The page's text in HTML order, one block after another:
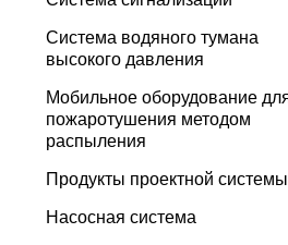
Система водяного тумана
высокого давления
Мобильное оборудование
пожаротушения методом
распыления
Продукты проектной системы
Насосная система